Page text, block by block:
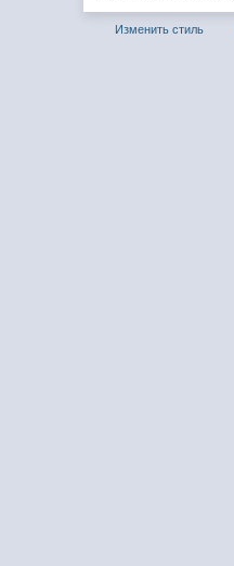
Изменить стиль